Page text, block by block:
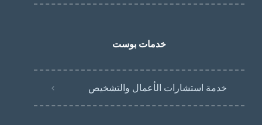
خدمات بوست
خدمة استشارات الأعمال والتشخيص